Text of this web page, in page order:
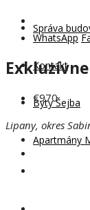
Správa
Kontakt
Byty Šejba
Apartmány
WhatsApp
€970
Lipany, okres